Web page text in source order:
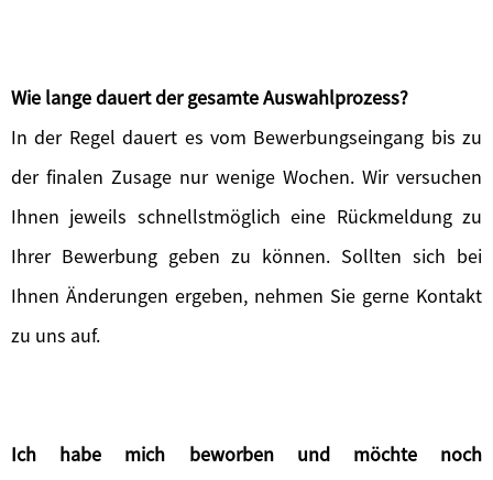
Wie lange dauert der gesamte Auswahlprozess?
In der Regel dauert es vom Bewerbungseingang bis zu
der finalen Zusage nur wenige Wochen. Wir versuchen
Ihnen jeweils schnellstmöglich eine Rückmeldung zu
Ihrer Bewerbung geben zu können. Sollten sich bei
Ihnen Änderungen ergeben, nehmen Sie gerne Kontakt
zu uns auf.
Ich habe mich beworben und möchte noch